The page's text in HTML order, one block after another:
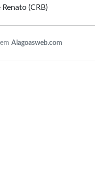
(CRB)
Alagoasweb.com